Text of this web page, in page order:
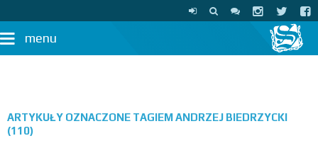
menu
ARTYKUŁY OZNACZONE TAGIEM ANDRZEJ BIEDRZYCKI
(110)